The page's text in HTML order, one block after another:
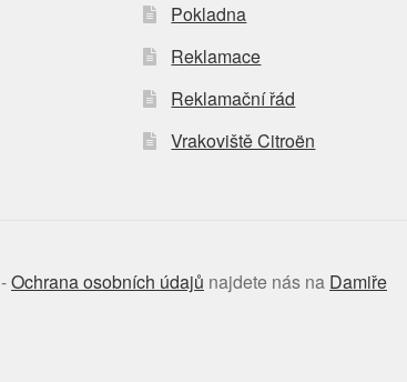
Pokladna
Reklamace
Reklamační řád
Vrakoviště Citroën
-Ochrana osobních údajů najdete nás na Damiře